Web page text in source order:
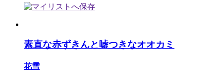
素直な赤ずきんと嘘つきなオオカミ
花雪